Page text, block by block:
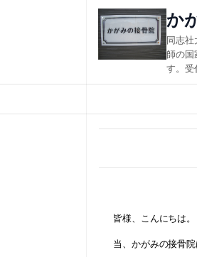
ッ
か
同志
師の国
す。受
皆様、こんにちは。
当、かがみの接骨